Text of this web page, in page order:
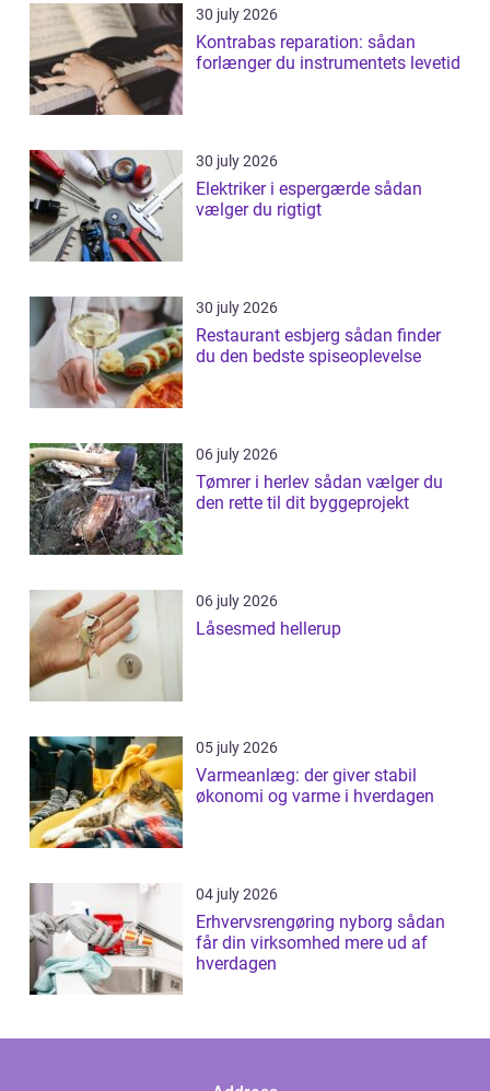
30 july 2026
Kontrabas reparation: sådan
forlænger du instrumentets levetid
30 july 2026
Elektriker i espergærde sådan
vælger du rigtigt
30 july 2026
Restaurant esbjerg sådan finder
du den bedste spiseoplevelse
06 july 2026
Tømrer i herlev sådan vælger du
den rette til dit byggeprojekt
06 july 2026
Låsesmed hellerup
05 july 2026
Varmeanlæg: der giver stabil
økonomi og varme i hverdagen
04 july 2026
Erhvervsrengøring nyborg sådan
får din virksomhed mere ud af
hverdagen